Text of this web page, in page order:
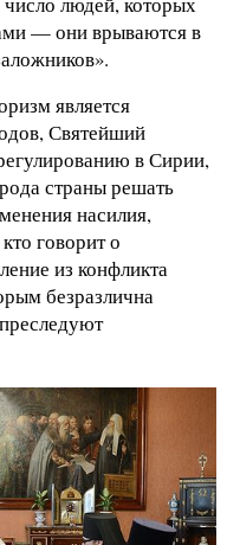
— они врываются в
является
Святейший
в Сирии,
страны решать
насилия,
говорит о
из конфликта
безразлична